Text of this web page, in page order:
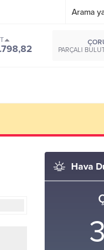
PARÇALI
Hava